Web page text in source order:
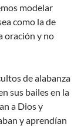
modelar
como la de
oración y no
de alabanza
sus bailes en la
a Dios y
y aprendían